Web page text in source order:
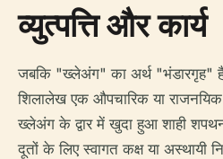
व्युत्पत्ति और कार्य
जबकि "ख्लेअंग" का अर्थ "भंडारगृह"
शिलालेख एक औपचारिक या
ख्लेअंग के द्वार में खुदा हुआ शाही
दूतों के लिए स्वागत कक्ष या अस्थायी